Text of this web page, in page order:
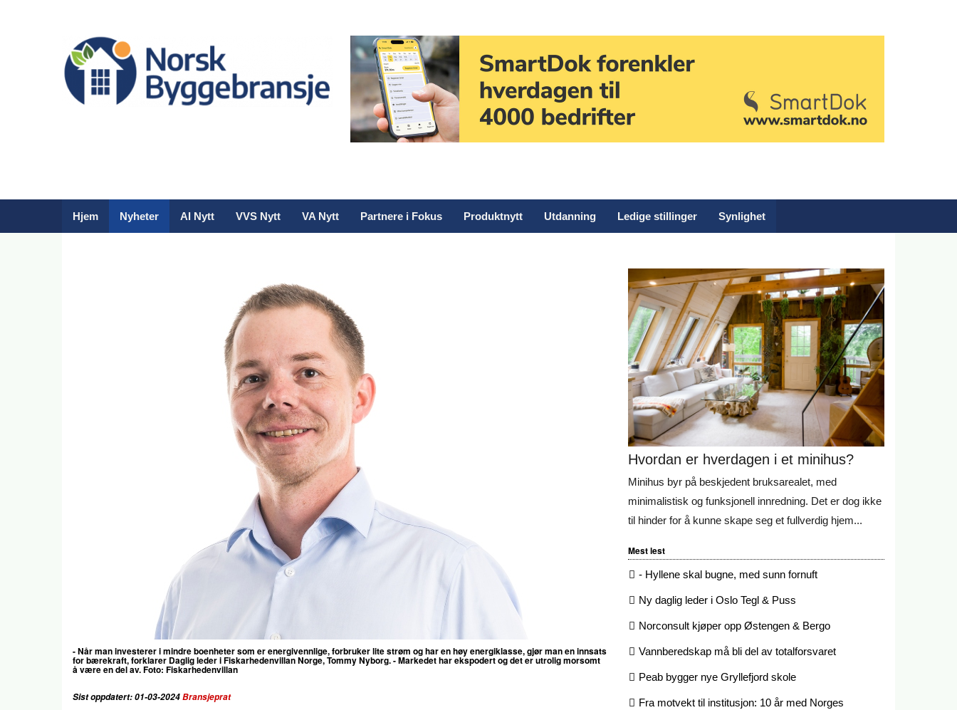
Hjem Nyheter AI Nytt VVS Nytt VA Nytt Partnere i Fokus Produktnytt Utdanning Ledige stillinger Synlighet
- Når man investerer i mindre boenheter som er energivennlige, forbruker lite strøm og har en høy energiklasse, gjør man en innsats
for bærekraft, forklarer Daglig leder i Fiskarhedenvillan Norge, Tommy Nyborg. - Markedet har ekspodert og det er utrolig morsomt
å være en del av. Foto: Fiskarhedenvillan
Sist oppdatert: 01-03-2024Bransjeprat
Hvordan er hverdagen i et minihus?
Minihus byr på beskjedent bruksarealet, med
minimalistisk og funksjonell innredning. Det er dog ikke
til hinder for å kunne skape seg et fullverdig hjem...
Mest lest
- Hyllene skal bugne, med sunn fornuft
Ny daglig leder i Oslo Tegl & Puss
Norconsult kjøper opp Østengen & Bergo
Vannberedskap må bli del av totalforsvaret
Peab bygger nye Gryllefjord skole
Fra motvekt til institusjon: 10 år med Norges